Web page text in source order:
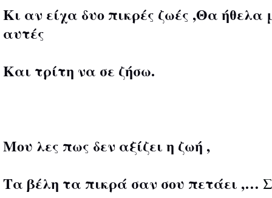
Κι αν είχα δυο πικρές ζωές ,Θα ήθελα
αυτές
Και τρίτη να σε ζήσω.
Μου λες πως δεν αξίζει η ζωή ,
Τα βέλη τα πικρά σαν σου πετάει ,…